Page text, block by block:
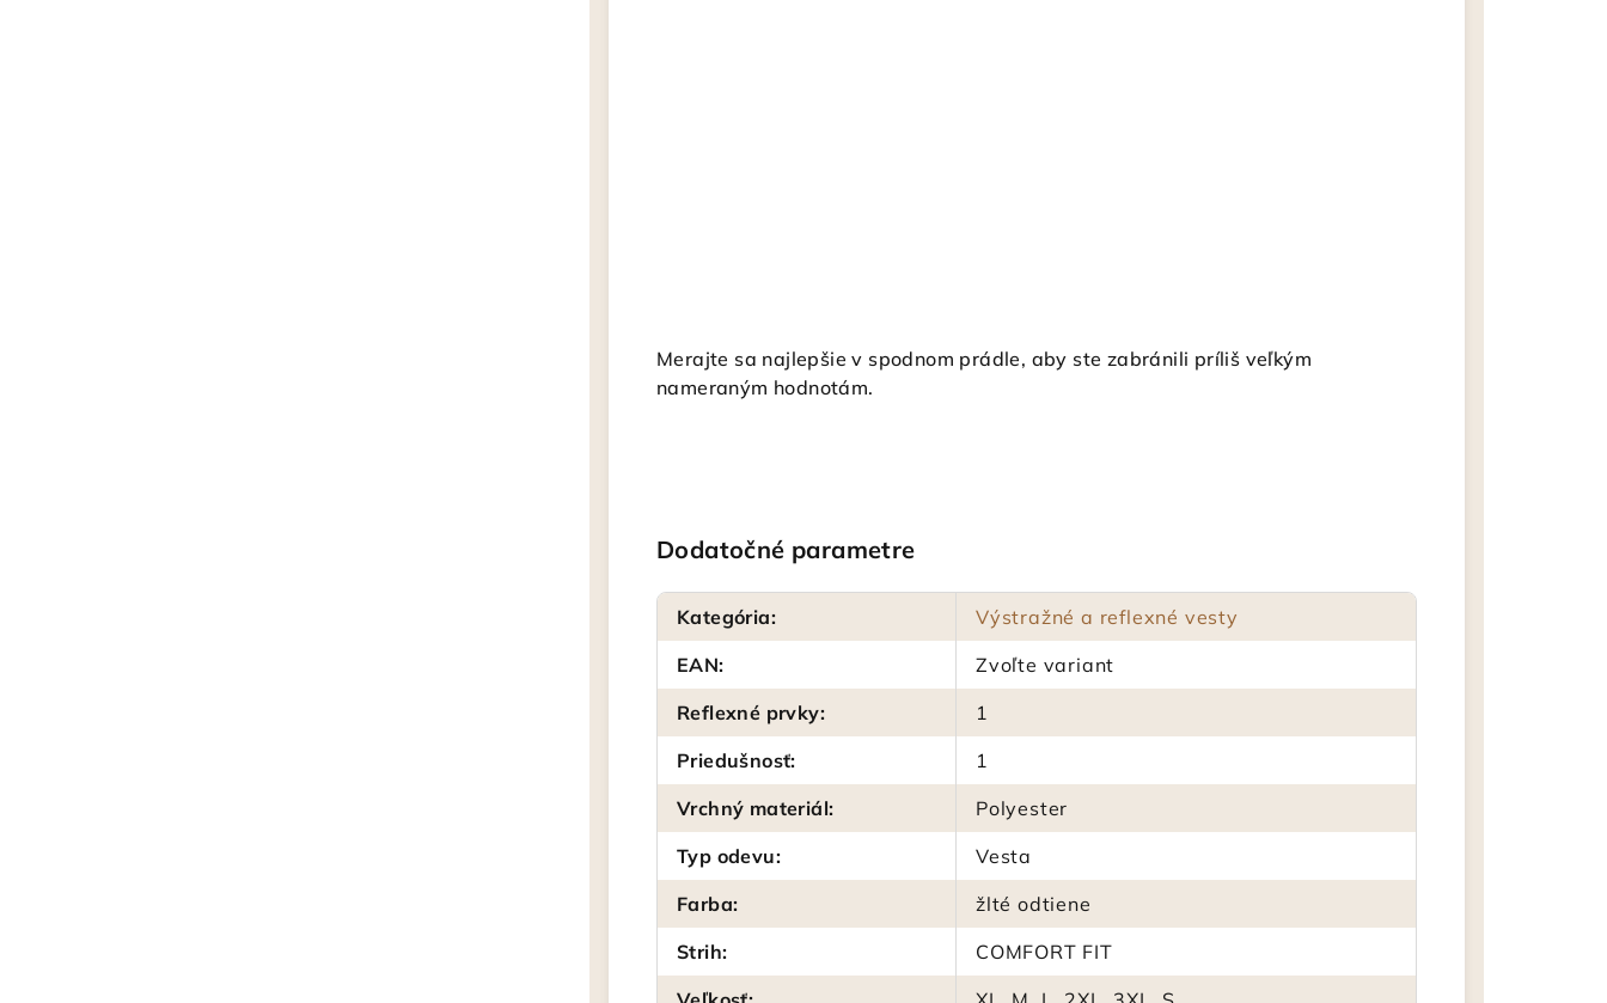
Merajte sa najlepšie v spodnom prádle, aby ste zabránili príliš veľkým
nameraným hodnotám.
Dodatočné parametre
Kategória:
Výstražné a reflexné vesty
EAN:
Zvoľte variant
Reflexné prvky:
1
Priedušnosť:
1
Vrchný materiál:
Polyester
Typ odevu:
Vesta
Farba:
žlté odtiene
Strih:
COMFORT FIT